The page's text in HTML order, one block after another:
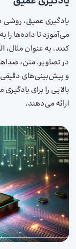
می‌آموزد تا داده‌ها را
کنند. به عنوان مثال،
در تصاویر، متن،
بالایی را برای
ارائه می‌دهند.